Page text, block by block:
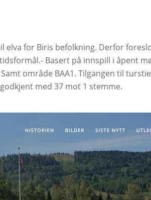
for Biris befolkning. Derfor
Basert på innspill i åpent
område BAA1. Tilgangen til
med 37 mot 1 stemme.